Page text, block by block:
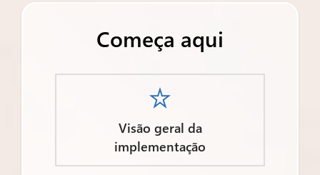
Começa aqui

Visão geral da
implementação